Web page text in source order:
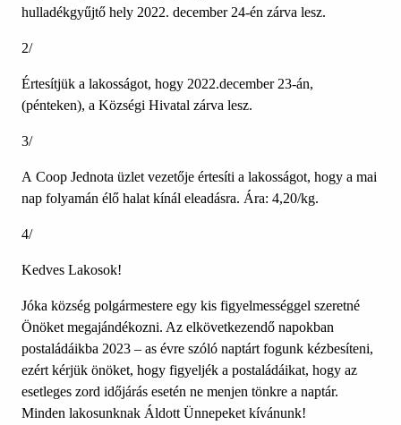
hulladékgyűjtő hely 2022. december 24-én zárva lesz.
2/
Értesítjük a lakosságot, hogy 2022.december 23-án,
(pénteken), a Községi Hivatal zárva lesz.
3/
A Coop Jednota üzlet vezetője értesíti a lakosságot, hogy a mai
nap folyamán élő halat kínál eleadásra. Ára: 4,20/kg.
4/
Kedves Lakosok!
Jóka község polgármestere egy kis figyelmességgel szeretné
Önöket megajándékozni. Az elkövetkezendő napokban
postaládáikba 2023 – as évre szóló naptárt fogunk kézbesíteni,
ezért kérjük önöket, hogy figyeljék a postaládáikat, hogy az
esetleges zord időjárás esetén ne menjen tönkre a naptár.
Minden lakosunknak Áldott Ünnepeket kívánunk!